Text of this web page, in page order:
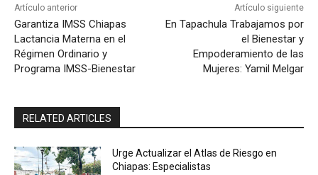
Artículo anterior
Garantiza IMSS Chiapas
Lactancia Materna en el
Régimen Ordinario y
Programa IMSS-Bienestar
Artículo siguiente
En Tapachula Trabajamos por
el Bienestar y
Empoderamiento de las
Mujeres: Yamil Melgar
RELATED ARTICLES
Urge Actualizar el Atlas de Riesgo en
Chiapas: Especialistas